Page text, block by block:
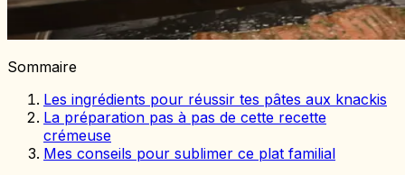
Sommaire
Les ingrédients pour réussir tes pâtes aux knackis
La préparation pas à pas de cette recette
crémeuse
Mes conseils pour sublimer ce plat familial